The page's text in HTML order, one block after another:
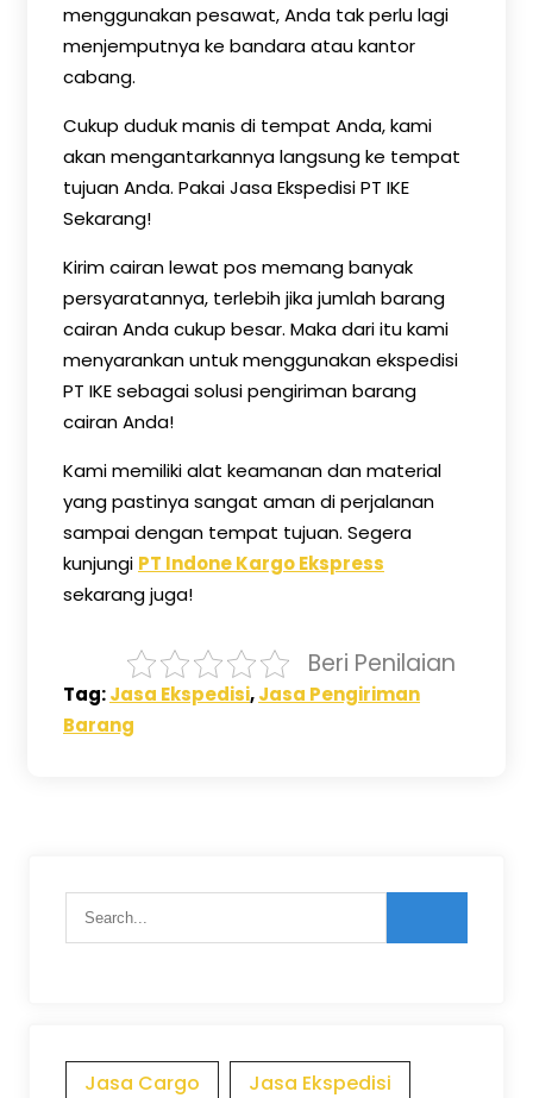
menggunakan pesawat, Anda tak perlu lagi
menjemputnya ke bandara atau kantor
cabang.
Cukup duduk manis di tempat Anda, kami
akan mengantarkannya langsung ke tempat
tujuan Anda. Pakai Jasa Ekspedisi PT IKE
Sekarang!
Kirim cairan lewat pos memang banyak
persyaratannya, terlebih jika jumlah barang
cairan Anda cukup besar. Maka dari itu kami
menyarankan untuk menggunakan ekspedisi
PT IKE sebagai solusi pengiriman barang
cairan Anda!
Kami memiliki alat keamanan dan material
yang pastinya sangat aman di perjalanan
sampai dengan tempat tujuan. Segera
kunjungi PT Indone Kargo Ekspress
sekarang juga!
Beri Penilaian
Tag:Jasa Ekspedisi,Jasa Pengiriman
Barang
Jasa Cargo
Jasa Ekspedisi